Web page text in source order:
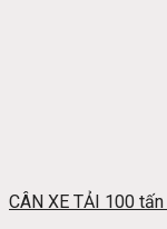
CÂN XE TẢI 100